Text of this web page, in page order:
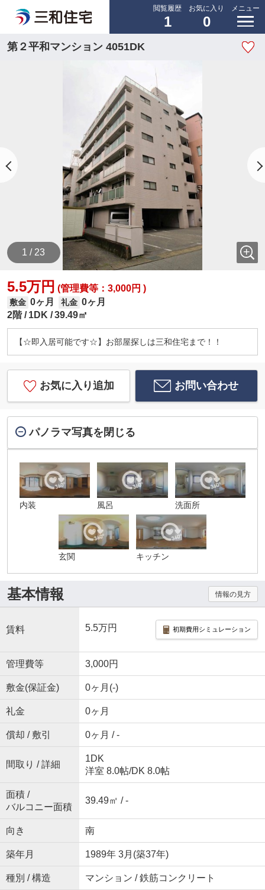
閲覧履歴
1
お気に入り
0
メニュー
第２平和マンション 4051DK
1 / 23
5.5万円 (管理費等：3,000円 )
敷金 0ヶ月 礼金 0ヶ月
2階
1DK 39.49㎡
【☆即入居可能です☆】お部屋探しは三和住宅まで！！
お気に入り追加 お問い合わせ
パノラマ写真を閉じる
内装 風呂 洗面所
玄関 キッチン
基本情報 情報の見方
賃料 5.5万円 初期費用シミュレーション
管理費等 3,000円
敷金(保証金) 0ヶ月(-)
礼金 0ヶ月
償却 / 敷引 0ヶ月 / -
間取り / 詳細
1DK
洋室 8.0帖/DK 8.0帖
面積 /
バルコニー面積
39.49㎡ / -
向き 南
築年月 1989年 3月(築37年)
種別 / 構造 マンション / 鉄筋コンクリート